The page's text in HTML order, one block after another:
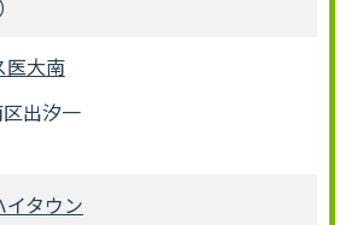
医大南
出汐一
タウン